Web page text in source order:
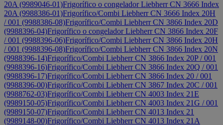
20A (9989046-01)Frigorífico o congelador Liebherr CN 3666 Index
20A (9988386-01)Frigorífico/Combi Liebherr CN 3666 Index 20H
/ 001 (9988386-08)Frigorífico/Combi Liebherr CN 3866 Index 20D
(9988396-04)Frigorífico o congelador Liebherr CN 3866 Index 20F
/ 001 (9988396-06)Frigorífico/Combi Liebherr CN 3866 Index 20H
/ 001 (9988396-08)Frigorífico/Combi Liebherr CN 3866 Index 20N
(9988396-14)Frigorífico/Combi Liebherr CN 3866 Index 20P / 001
(9988396-16)Frigorífico/Combi Liebherr CN 3866 Index 20Q / 001
(9988396-17)Frigorífico/Combi Liebherr CN 3866 Index 20 / 001
(9988396-00)Frigorífico/Combi Liebherr CN 3867 Index 20C / 001
(9988762-03)Frigorífico/Combi Liebherr CN 4003 Index 21E
(9989150-05)Frigorífico/Combi Liebherr CN 4003 Index 21G / 001
(9989150-07)Frigorífico/Combi Liebherr CN 4013 Index 21
(9989148-00)Frigorífico/Combi Liebherr CN 4013 Index 21A